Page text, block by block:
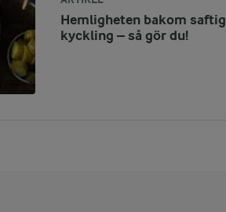
Hemligheten bakom saftig
kyckling – så gör du!